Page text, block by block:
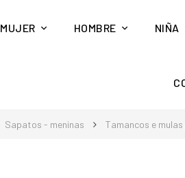
MUJER HOMBRE NIÑA
Sapatos - meninas Tamancos e